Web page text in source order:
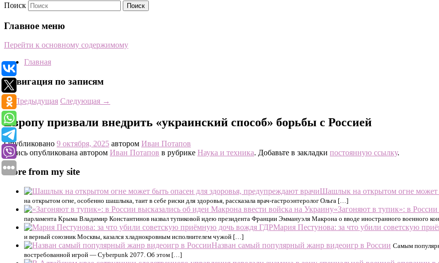
Поиск
Главное меню
Перейти к основному содержимому
Главная
Навигация по записям
←Предыдущая Следующая →
Европу призвали внедрить «украинский способ» борьбы с Россией
Опубликовано 9 октября, 2025 автором Иван Потапов
Запись опубликована автором Иван Потапов в рубрике Наука и техника. Добавьте в закладки постоянную ссылку.
More from my site
Шашлык на открытом огне может
на открытом огне, особенно шашлыка, таит в себе риски для здоровья, рассказала врач-гастроэнтеролог Ольга […]
«Загоняют в тупик»: в
парламента Крыма Владимир Константинов назвал тупиковой идею президента Франции Эммануэля Макрона о вводе иностранного военного
Мария Пестунова: за что убили советскую
и верный союзник Москвы, казался хладнокровным исполнителем чужой […]
Назван самый популярный жанр видеоигр в России Самым
востребованной игрой — Cyberpunk 2077. Об этом […]